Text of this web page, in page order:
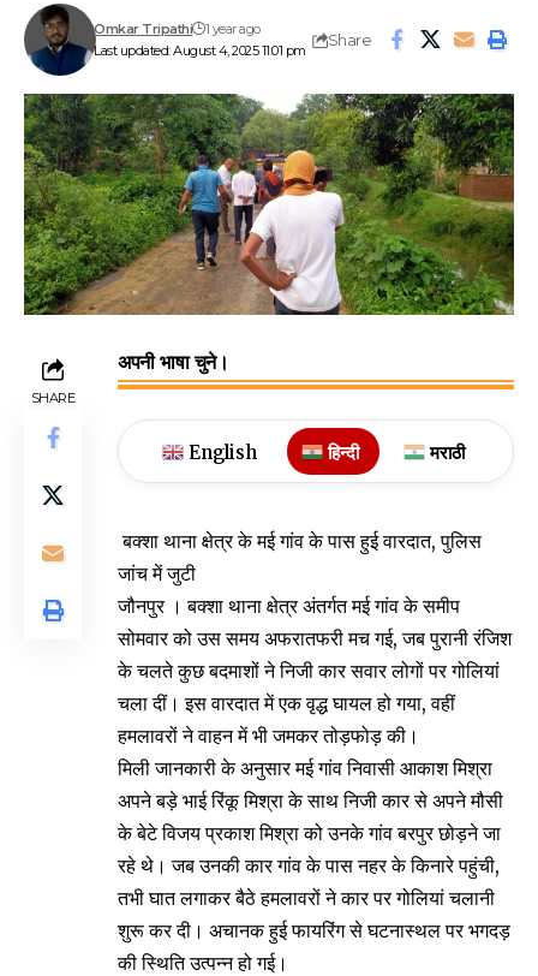
Last updated: August 4, 2025 11:01 pm
Omkar Tripathi 1 year ago
Share
SHARE
अपनी भाषा चुने।
English हिन्दी मराठी
बक्शा थाना क्षेत्र के मई गांव के पास हुई वारदात, पुलिस
जांच में जुटी
जौनपुर । बक्शा थाना क्षेत्र अंतर्गत मई गांव के समीप
सोमवार को उस समय अफरातफरी मच गई, जब पुरानी रंजिश
के चलते कुछ बदमाशों ने निजी कार सवार लोगों पर गोलियां
चला दीं। इस वारदात में एक वृद्ध घायल हो गया, वहीं
हमलावरों ने वाहन में भी जमकर तोड़फोड़ की।
मिली जानकारी के अनुसार मई गांव निवासी आकाश मिश्रा
अपने बड़े भाई रिंकू मिश्रा के साथ निजी कार से अपने मौसी
के बेटे विजय प्रकाश मिश्रा को उनके गांव बरपुर छोड़ने जा
रहे थे। जब उनकी कार गांव के पास नहर के किनारे पहुंची,
तभी घात लगाकर बैठे हमलावरों ने कार पर गोलियां चलानी
शुरू कर दी। अचानक हुई फायरिंग से घटनास्थल पर भगदड़
की स्थिति उत्पन्न हो गई।